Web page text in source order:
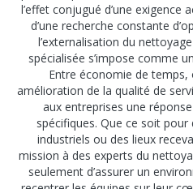
l’effet conjugué d’une exigence
d’une recherche constante
l’externalisation du
spécialisée s’impose comme
Entre économie de
amélioration de la qualité de
aux entreprises une
spécifiques. Que ce soit pour
industriels ou des lieux
mission à des experts du
seulement d’assurer un